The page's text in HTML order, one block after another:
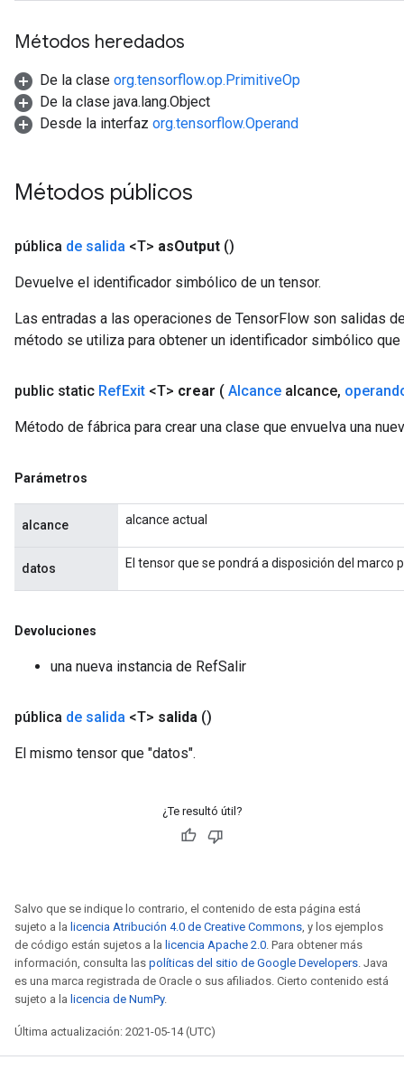
Métodos heredados
De la clase org.tensorflow.op.PrimitiveOp
De la clase java.lang.Object
Desde la interfaz org.tensorflow.Operand
Métodos públicos
pública de salida <T> asOutput ()
Devuelve el identificador simbólico de un tensor.
Las entradas a las operaciones de TensorFlow son salidas
método se utiliza para obtener un identificador simbólico
public static RefExit <T> crear ( Alcance alcance,
Método de fábrica para crear una clase que envuelva una
Parámetros
alcance alcance actual
datos El tensor que se pondrá a disposición del marco
Devoluciones
una nueva instancia de RefSalir
pública de salida <T> salida ()
El mismo tensor que "datos".
¿Te resultó útil?
Salvo que se indique lo contrario, el contenido de esta página está
sujeto a la licencia Atribución 4.0 de Creative Commons, y los ejemplos
de código están sujetos a la licencia Apache 2.0. Para obtener más
información, consulta las políticas del sitio de Google Developers. Java
es una marca registrada de Oracle o sus afiliados. Cierto contenido está
sujeto a la licencia de NumPy.
Última actualización: 2021-05-14 (UTC)